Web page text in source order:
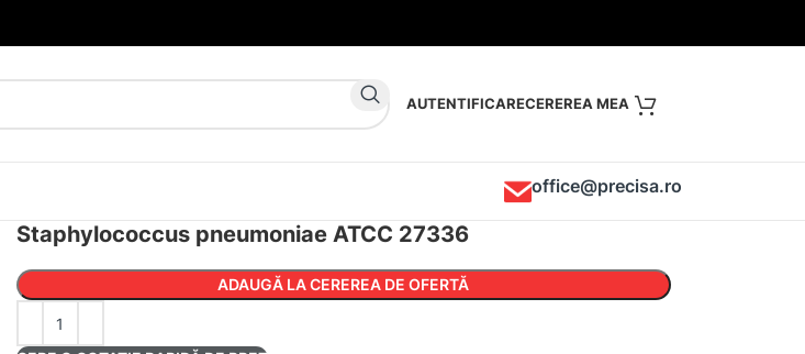
AUTENTIFICARE
office@precisa.ro
Staphylococcus pneumoniae ATCC 27336
ADAUGĂ LA CEREREA DE OFERTĂ